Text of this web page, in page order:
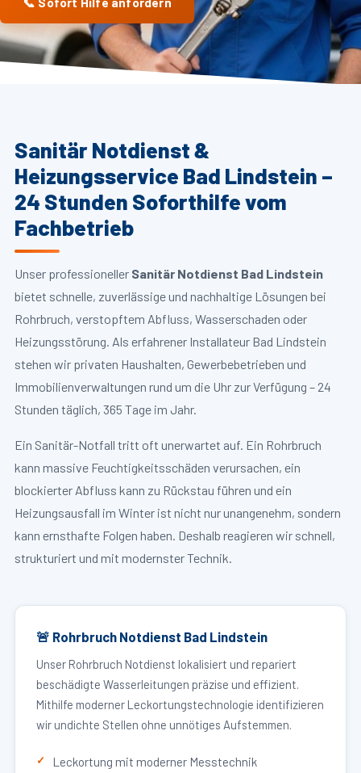
Sanitär Notdienst &
Heizungsservice Bad Lindstein –
24 Stunden Soforthilfe vom
Fachbetrieb
Unser professioneller Sanitär Notdienst Bad Lindstein
bietet schnelle, zuverlässige und nachhaltige Lösungen bei
Rohrbruch, verstopftem Abfluss, Wasserschaden oder
Heizungsstörung. Als erfahrener Installateur Bad Lindstein
stehen wir privaten Haushalten, Gewerbebetrieben und
Immobilienverwaltungen rund um die Uhr zur Verfügung – 24
Stunden täglich, 365 Tage im Jahr.
Ein Sanitär-Notfall tritt oft unerwartet auf. Ein Rohrbruch
kann massive Feuchtigkeitsschäden verursachen, ein
blockierter Abfluss kann zu Rückstau führen und ein
Heizungsausfall im Winter ist nicht nur unangenehm, sondern
kann ernsthafte Folgen haben. Deshalb reagieren wir schnell,
strukturiert und mit modernster Technik.
🚨 Rohrbruch Notdienst Bad Lindstein
Unser Rohrbruch Notdienst lokalisiert und repariert
beschädigte Wasserleitungen präzise und effizient.
Mithilfe moderner Leckortungstechnologie identifizieren
wir undichte Stellen ohne unnötiges Aufstemmen.
Leckortung mit moderner Messtechnik